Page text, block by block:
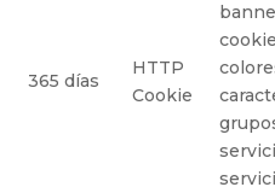
365 días
HTTP
Cookie